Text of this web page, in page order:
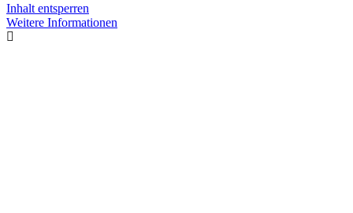
Inhalt entsperren
Weitere Informationen